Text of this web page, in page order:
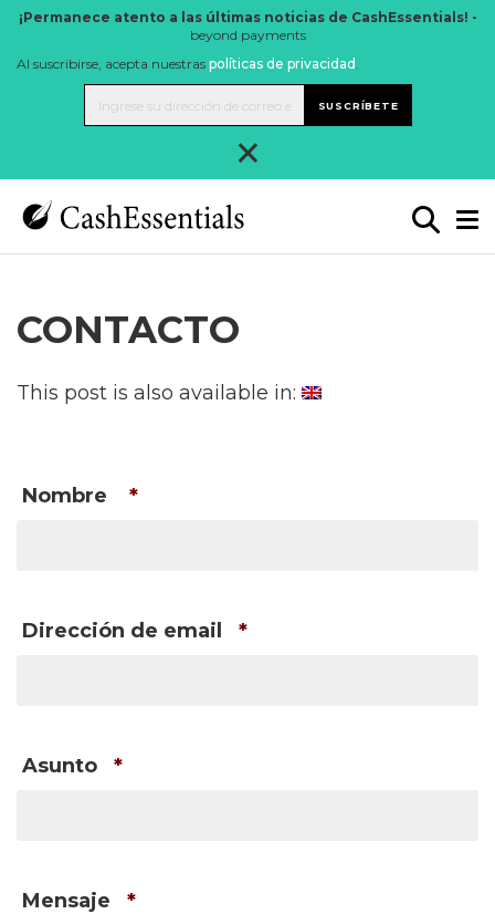
¡Permanece atento a las últimas noticias de CashEssentials! -
beyond payments
Al suscribirse, acepta nuestras políticas de privacidad .
SUSCRÍBETE
×
CONTACTO
This post is also available in:
Nombre *
Dirección de email *
Asunto *
Mensaje *